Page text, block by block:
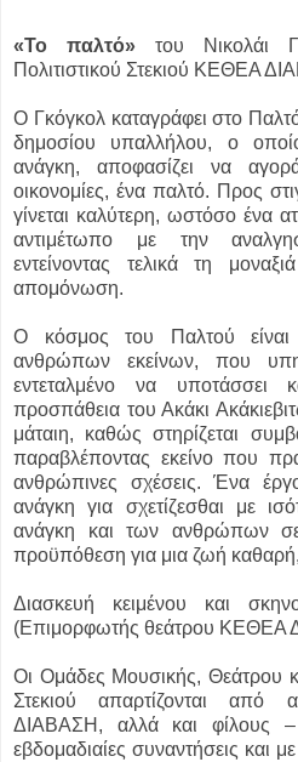
«Το παλτό» του Νικολάι
Πολιτιστικού Στεκιού ΚΕΘΕΑ
Ο Γκόγκολ καταγράφει στο
δημοσίου υπαλλήλου, ο
ανάγκη, αποφασίζει να
οικονομίες, ένα παλτό. Προς
γίνεται καλύτερη, ωστόσο ένα
αντιμέτωπο με την
εντείνοντας τελικά τη
απομόνωση.
Ο κόσμος του Παλτού
ανθρώπων εκείνων, που
εντεταλμένο να
προσπάθεια του Ακάκι
μάταιη, καθώς στηρίζεται
παραβλέποντας εκείνο που
ανθρώπινες σχέσεις. Ένα
ανάγκη για σχετίζεσθαι με
ανάγκη και των ανθρώπων
προϋπόθεση για μια ζωή
Διασκευή κειμένου και
(Επιμορφωτής θεάτρου ΚΕΘΕΑ
Oι Ομάδες Μουσικής, Θεάτρου
Στεκιού απαρτίζονται
ΔΙΑΒΑΣΗ, αλλά και φίλους –
εβδομαδιαίες συναντήσεις και